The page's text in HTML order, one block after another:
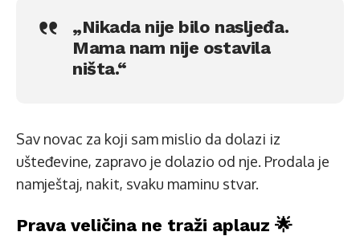
„Nikada nije bilo nasljeđa.
Mama nam nije ostavila
ništa.“
Sav novac za koji sam mislio da dolazi iz
ušteđevine, zapravo je dolazio od nje. Prodala je
namještaj, nakit, svaku maminu stvar.
Prava veličina ne traži aplauz 🌟